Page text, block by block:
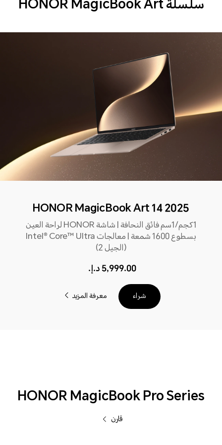
سلسلة HONOR MagicBook Art
HONOR MagicBook Art 14 2025
1كجم/1سم فائق النحافة | شاشة HONOR لراحة العين
بسطوع 1600 شمعة | معالجات Intel® Core™ Ultra
(الجيل 2)
5,999.00 د.إ.‏‏
شراء معرفة المزيد
HONOR MagicBook Pro Series
قارن